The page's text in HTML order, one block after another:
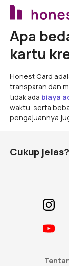
Apa
kartu
Honest Card
transparan dan
tidak ada biaya
waktu, serta
pengajuannya
Cukup jelas?